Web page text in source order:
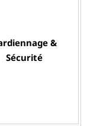
&
Sécurité